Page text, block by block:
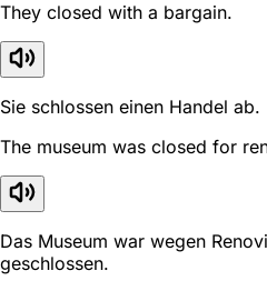
They closed with a bargain.
Sie schlossen einen Handel ab.
The museum was closed for
Das Museum war wegen
geschlossen.